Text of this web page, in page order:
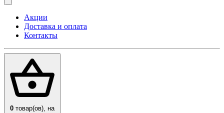
Акции
Доставка и оплата
Контакты
0 товар(ов), на